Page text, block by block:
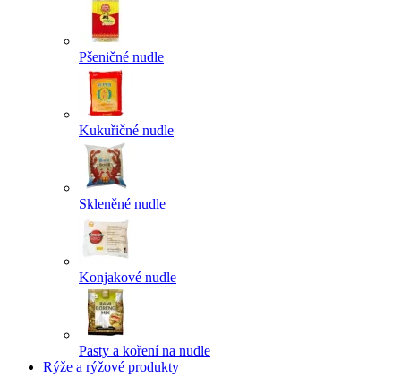
Pšeničné nudle
Kukuřičné nudle
Skleněné nudle
Konjakové nudle
Pasty a koření na nudle
Rýže a rýžové produkty